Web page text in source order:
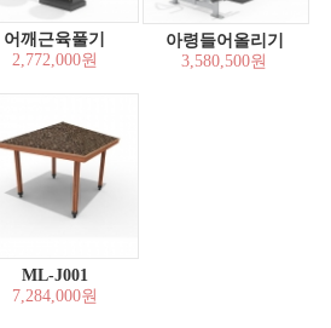
어깨근육풀기
2,772,000원
아령들어올리기
3,580,500원
ML-J001
7,284,000원